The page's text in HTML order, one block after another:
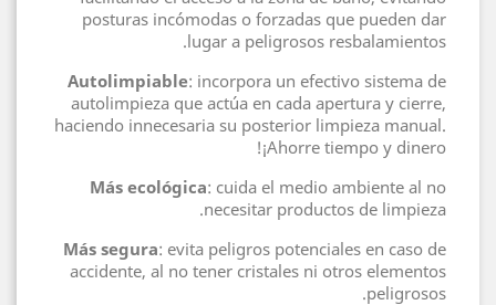
posturas incómodas o forzadas que pueden dar
lugar a peligrosos resbalamientos.
Autolimpiable: incorpora un efectivo sistema de
autolimpieza que actúa en cada apertura y cierre,
haciendo innecesaria su posterior limpieza manual.
¡Ahorre tiempo y dinero!
Más ecológica: cuida el medio ambiente al no
necesitar productos de limpieza.
Más segura: evita peligros potenciales en caso de
accidente, al no tener cristales ni otros elementos
peligrosos.